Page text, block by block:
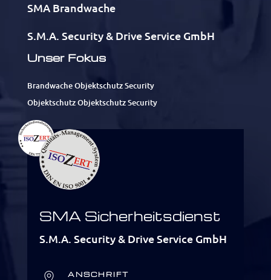
SMA Brandwache
S.M.A. Security & Drive Service GmbH
Unser Fokus
Brandwache Objektschutz Security
Objektschutz Objektschutz Security
SMA Sicherheitsdienst
S.M.A. Security & Drive Service GmbH
ANSCHRIFT